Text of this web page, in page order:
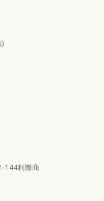
利際商